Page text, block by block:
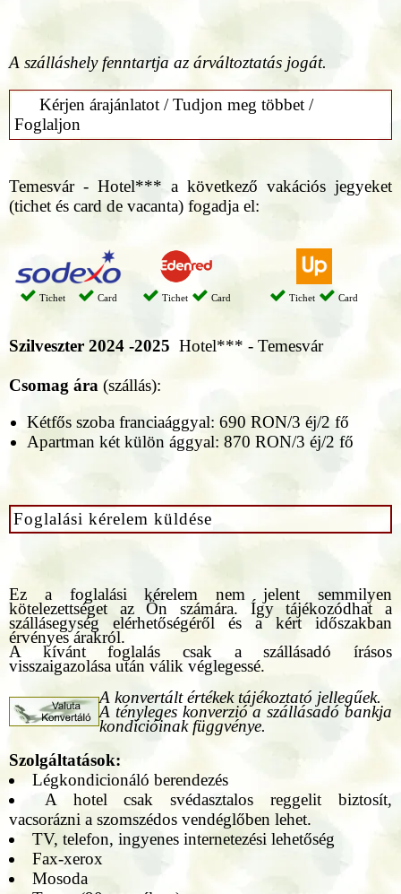
A szálláshely fenntartja az árváltoztatás jogát.
Kérjen árajánlatot / Tudjon meg többet /
Foglaljon
Temesvár - Hotel*** a következő vakációs jegyeket
(tichet és card de vacanta) fogadja el:
Tichet Card Tichet Card Tichet Card
Szilveszter 2024 -2025 Hotel*** - Temesvár
Csomag ára (szállás):
Kétfős szoba franciaággyal: 690 RON/3 éj/2 fő
Apartman két külön ággyal: 870 RON/3 éj/2 fő
Foglalási kérelem küldése
Ez a foglalási kérelem nem jelent semmilyen
kötelezettséget az Ön számára. Így tájékozódhat a
szállásegység elérhetőségéről és a kért időszakban
érvényes árakról.
A kívánt foglalás csak a szállásadó írásos
visszaigazolása után válik véglegessé.
A konvertált értékek tájékoztató jellegűek.
A tényleges konverzió a szállásadó bankja
kondícióinak függvénye.
Szolgáltatások:
Légkondicionáló berendezés
A hotel csak svédasztalos reggelit biztosít,
vacsorázni a szomszédos vendéglőben lehet.
TV, telefon, ingyenes internetezési lehetőség
Fax-xerox
Mosoda